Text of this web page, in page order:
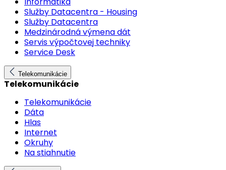
Služby Datacentra - Housing
Služby Datacentra
Medzinárodná výmena dát
Servis výpočtovej techniky
Service Desk
Telekomunikácie
Telekomunikácie
Telekomunikácie
Dáta
Hlas
Internet
Okruhy
Na stiahnutie